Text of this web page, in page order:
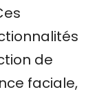
de
faciale,